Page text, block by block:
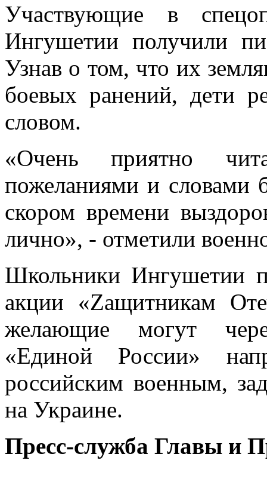
Участвующие в
Ингушетии получили
Узнав о том, что их
боевых ранений, дети
словом.
«Очень приятно
пожеланиями и словами
скором времени
лично», - отметили
Школьники Ингушетии
акции «Zащитникам
желающие могут
«Единой России»
российским военным,
на Украине.
Пресс-служба Главы и